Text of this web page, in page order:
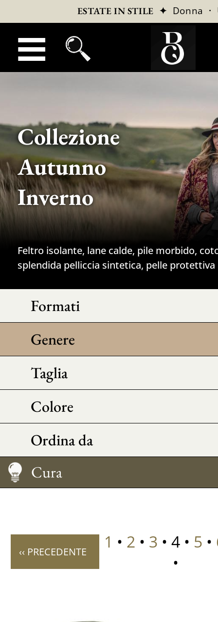
ESTATE IN STILE ✦ Donna ·
Collezione
Autunno
Inverno
Feltro isolante, lane calde, pile morbido,
splendida pelliccia sintetica, pelle protettiva
Formati
Genere
Taglia
Colore
Ordina da
Taglia
Cura
‹‹ PRECEDENTE 1 • 2 • 3 • 4 • 5 •
•